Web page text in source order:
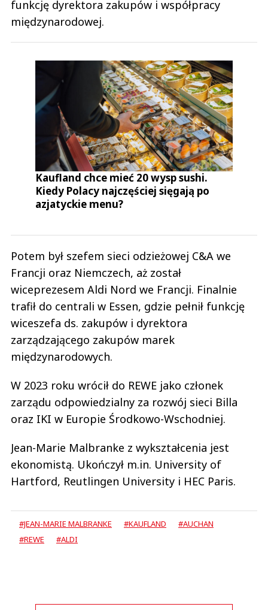
funkcję dyrektora zakupów i współpracy
międzynarodowej.
Kaufland chce mieć 20 wysp sushi.
Kiedy Polacy najczęściej sięgają po
azjatyckie menu?
Potem był szefem sieci odzieżowej C&A we
Francji oraz Niemczech, aż został
wiceprezesem Aldi Nord we Francji. Finalnie
trafił do centrali w Essen, gdzie pełnił funkcję
wiceszefa ds. zakupów i dyrektora
zarządzającego zakupów marek
międzynarodowych.
W 2023 roku wrócił do REWE jako członek
zarządu odpowiedzialny za rozwój sieci Billa
oraz IKI w Europie Środkowo-Wschodniej.
Jean-Marie Malbranke z wykształcenia jest
ekonomistą. Ukończył m.in. University of
Hartford, Reutlingen University i HEC Paris.
#JEAN-MARIE MALBRANKE #KAUFLAND
#AUCHAN
#REWE
#ALDI